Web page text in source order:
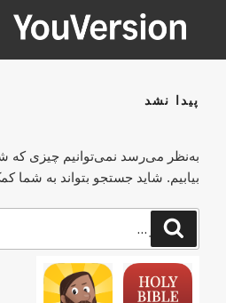
YOUVERSION
پیدا نشد
به‌نظر می‌رسد نمی‌توانیم چیزی که
بیابیم. شاید جستجو بتواند به شما
جستجو
برای
جستجو